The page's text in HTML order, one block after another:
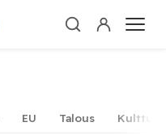
EU Talous